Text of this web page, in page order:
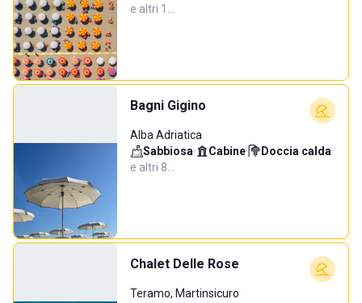
e altri 1…
Bagni Gigino
Alba Adriatica
Sabbiosa· Cabine· Doccia calda·
e altri 8…
Chalet Delle Rose
Teramo, Martinsicuro